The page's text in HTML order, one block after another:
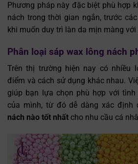
Phương pháp này đặc biệt phù hợp
nách trong thời gian ngắn, trước
khi muốn duy trì làn da mịn màng với
Phân loại sáp wax lông nách
Trên thị trường hiện nay có nhiều
điểm và cách sử dụng khác nhau.
giúp bạn lựa chọn phù hợp với
của mình, từ đó dễ dàng xác
nách nào tốt nhất cho nhu cầu cá